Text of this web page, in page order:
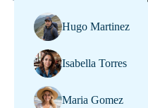
Hugo Martinez
Isabella Torres
Maria Gomez